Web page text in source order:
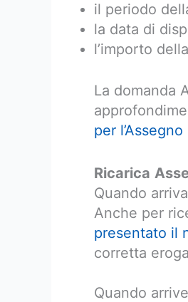
il periodo
la data di
l’importo
La domanda
per
Ricarica
Quando
Anche per
presentato il
corretta
Quando